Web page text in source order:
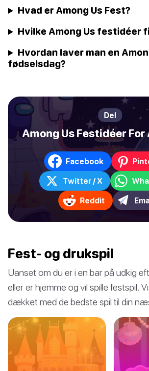
Hvad er Among Us Fest?
Hvilke Among Us festidéer
Hvordan laver man en
fødselsdag?
Del
Among Us Festidéer
Facebook
Twitter / X
Reddit
Fest- og drukspil
Uanset om du er i en bar på udkig
eller er hjemme og vil spille festspil.
dækket med de bedste spil til din